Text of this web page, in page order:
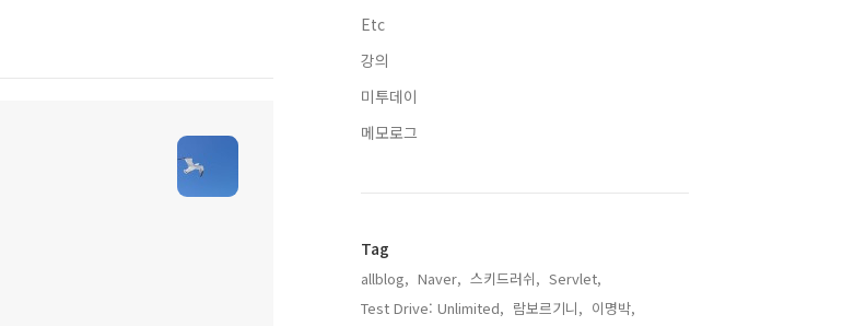
Etc
강의
미투데이
메모로그
Tag
allblog, Naver, 스키드러쉬, Servlet,
Test Drive: Unlimited, 람보르기니, 이명박,